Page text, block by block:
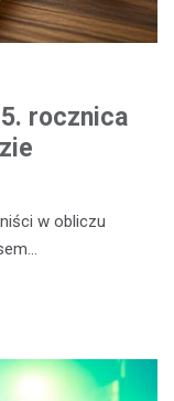
rocznica
w obliczu